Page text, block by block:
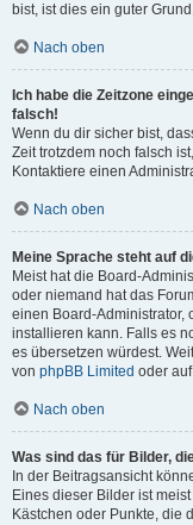
bist, ist dies ein guter
Nach oben
Ich habe die Zeitzone
falsch!
Wenn du dir sicher bist,
Zeit trotzdem noch falsch
Kontaktiere einen
Nach oben
Meine Sprache steht auf
Meist hat die Board-
oder niemand hat das
einen Board-Administrator,
installieren kann. Falls es
es übersetzen würdest.
von phpBB Limited oder auf
Nach oben
Was sind das für Bilder,
In der Beitragsansicht
Eines dieser Bilder ist
Kästchen oder Punkte, die